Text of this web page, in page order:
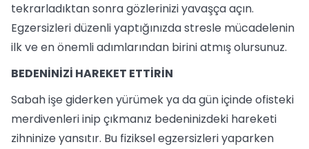
tekrarladıktan sonra gözlerinizi yavaşça açın.
Egzersizleri düzenli yaptığınızda stresle mücadelenin
ilk ve en önemli adımlarından birini atmış olursunuz.
BEDENİNİZİ HAREKET ETTİRİN
Sabah işe giderken yürümek ya da gün içinde ofisteki
merdivenleri inip çıkmanız bedeninizdeki hareketi
zihninize yansıtır. Bu fiziksel egzersizleri yaparken